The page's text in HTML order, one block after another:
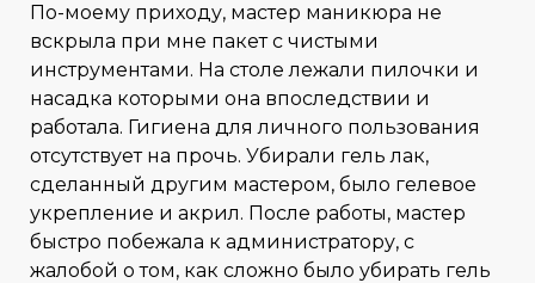
По-моему приходу, мастер маникюра не
вскрыла при мне пакет с чистыми
инструментами. На столе лежали пилочки и
насадка которыми она впоследствии и
работала. Гигиена для личного пользования
отсутствует на прочь. Убирали гель лак,
сделанный другим мастером, было гелевое
укрепление и акрил. После работы, мастер
быстро побежала к администратору, с
жалобой о том, как сложно было убирать гель